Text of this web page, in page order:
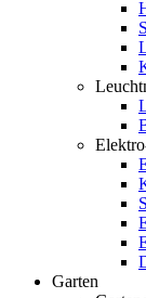
Garten